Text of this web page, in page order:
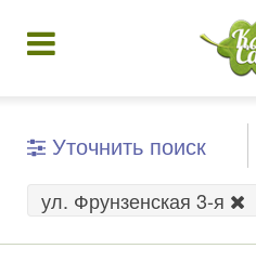
Уточнить поиск
ул. Фрунзенская 3-я